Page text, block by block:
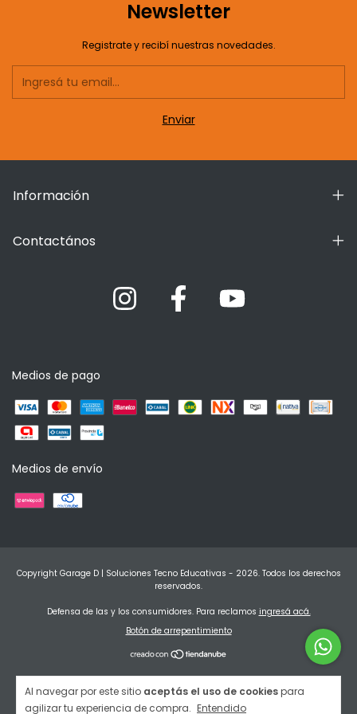
Al navegar por este sitio aceptás el uso de cookiespara
agilizar tu experiencia de compra. Entendido
Newsletter
Registrate y recibí nuestras novedades.
Información
Contactános
Medios de pago
Medios de envío
Copyright Garage D | Soluciones Tecno Educativas - 2026. Todos los derechos
reservados.
Defensa de las y los consumidores. Para reclamos ingresá acá.
Botón de arrepentimiento